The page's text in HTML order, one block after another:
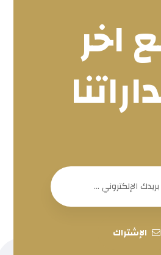
اخر
الإشتراك